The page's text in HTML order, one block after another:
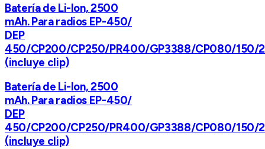
Batería de Li-Ion, 2500
mAh. Para radios EP-450/
DEP
450/CP200/CP250/PR400/GP3388/CP080/150/
(incluye clip)
Batería de Li-Ion, 2500
mAh. Para radios EP-450/
DEP
450/CP200/CP250/PR400/GP3388/CP080/150/
(incluye clip)